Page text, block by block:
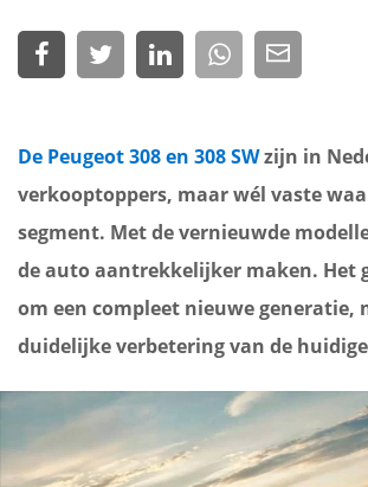
De Peugeot 308 en 308 SWzijn in
verkooptoppers, maar wél vaste
segment. Met de vernieuwde
de auto aantrekkelijker maken. Het
om een compleet nieuwe generatie,
duidelijke verbetering van de huidige